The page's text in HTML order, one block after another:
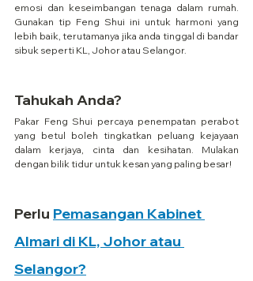
emosi dan keseimbangan tenaga dalam rumah.
Gunakan tip Feng Shui ini untuk harmoni yang
lebih baik, terutamanya jika anda tinggal di bandar
sibuk seperti KL, Johor atau Selangor.
Tahukah Anda?
Pakar Feng Shui percaya penempatan perabot
yang betul boleh tingkatkan peluang kejayaan
dalam kerjaya, cinta dan kesihatan. Mulakan
dengan bilik tidur untuk kesan yang paling besar!
Perlu Pemasangan Kabinet
Almari di KL, Johor atau
Selangor?